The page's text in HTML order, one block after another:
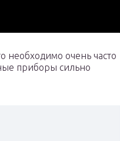
необходимо очень часто
приборы сильно